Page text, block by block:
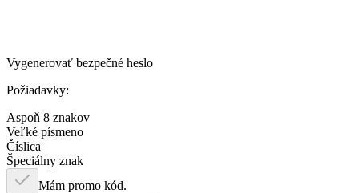
Vygenerovať bezpečné heslo
Požiadavky:
Aspoň 8 znakov
Veľké písmeno
Číslica
Špeciálny znak
Mám promo kód.